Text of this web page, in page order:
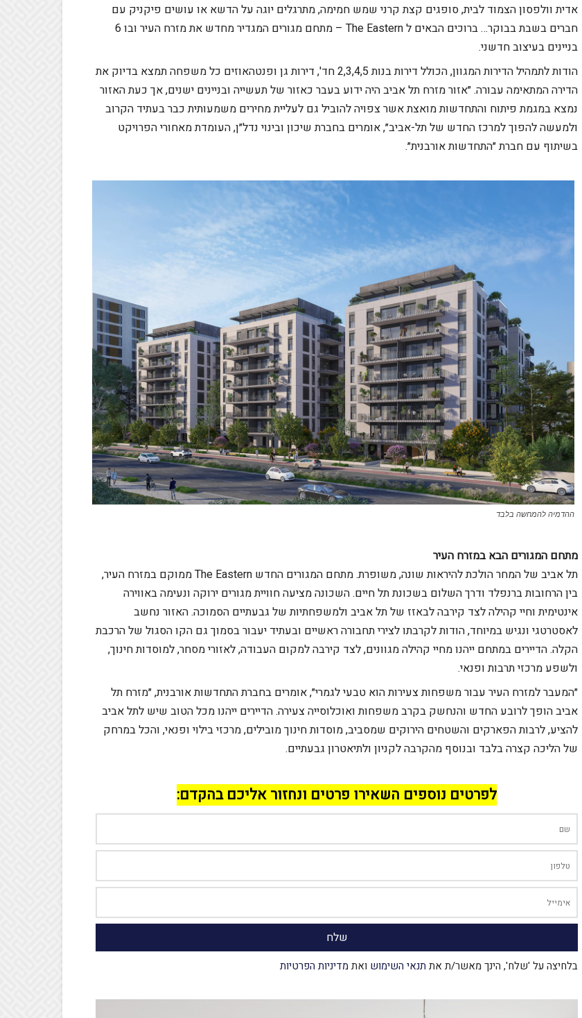
אדית וולפסון הצמוד לבית, סופגים קצת קרני שמש חמימה, מתרגלים יוגה על הדשא או עושים פיקניק עם
חברים בשבת בבוקר… ברוכים הבאים ל The Eastern – מתחם מגורים המגדיר מחדש את מזרח העיר ובו 6
בניינים בעיצוב חדשני.
הודות לתמהיל הדירות המגוון, הכולל דירות בנות 2,3,4,5 חד', דירות גן ופנטהאוזים כל משפחה תמצא בדיוק את
הדירה המתאימה עבורה.״אזור מזרח תל אביב היה ידוע בעבר כאזור של תעשייה ובניינים ישנים, אך כעת האזור
נמצא במגמת פיתוח והתחדשות מואצת אשר צפויה להוביל גם לעליית מחירים משמעותית כבר בעתיד הקרוב
ולמעשה להפוך למרכז החדש של תל-אביב״, אומרים בחברת שיכון ובינוי נדל״ן, העומדת מאחורי הפרויקט
בשיתוף עם חברת ״התחדשות אורבנית״.
ההדמיה להמחשה בלבד
מתחם המגורים הבא במזרח העיר
תל אביב של המחר הולכת להיראות שונה, משופרת. מתחם המגורים החדש The Eastern ממוקם במזרח העיר,
בין הרחובות ברנפלד ודרך השלום בשכונת תל חיים. השכונה מציעה חוויית מגורים ירוקה ונעימה באווירה
אינטימית וחיי קהילה לצד קירבה לבאזז של תל אביב ולמשפחתיות של גבעתיים הסמוכה. האזור נחשב
לאסטרטגי ונגיש במיוחד, הודות לקרבתו לצירי תחבורה ראשיים ובעתיד יעבור בסמוך גם הקו הסגול של הרכבת
הקלה. הדיירים במתחם ייהנו מחיי קהילה מגוונים, לצד קירבה למקום העבודה, לאזורי מסחר, למוסדות חינוך,
ולשפע מרכזי תרבות ופנאי.
״המעבר למזרח העיר עבור משפחות צעירות הוא טבעי לגמרי״, אומרים בחברת התחדשות אורבנית, ״מזרח תל
אביב הופך לרובע החדש והנחשק בקרב משפחות ואוכלוסייה צעירה. הדיירים ייהנו מכל הטוב שיש לתל אביב
להציע, לרבות הפארקים והשטחים הירוקים שמסביב, מוסדות חינוך מובילים, מרכזי בילוי ופנאי, והכל במרחק
של הליכה קצרה בלבד ובנוסף מהקרבה לקניון ולתיאטרון גבעתיים.
לפרטים נוספים השאירו פרטים ונחזור אליכם בהקדם:
בלחיצה על 'שלח', הינך מאשר/ת את תנאי השימוש ואת מדיניות הפרטיות